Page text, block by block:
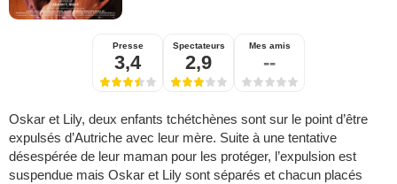
Presse
3,4
Spectateurs
2,9
Mes amis
--
Oskar et Lily, deux enfants tchétchènes sont sur le point d’être
expulsés d’Autriche avec leur mère. Suite à une tentative
désespérée de leur maman pour les protéger, l’expulsion est
suspendue mais Oskar et Lily sont séparés et chacun placés